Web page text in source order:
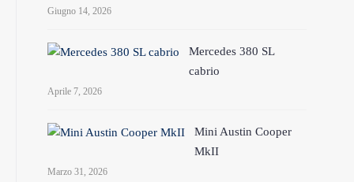
Giugno 14, 2026
Mercedes 380 SL
cabrio
Aprile 7, 2026
Mini Austin Cooper
MkII
Marzo 31, 2026